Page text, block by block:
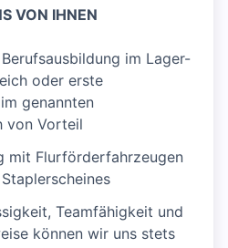
VON IHNEN
im Lager-
oder erste
genannten
von Vorteil
mit Flurförderfahrzeugen
Teamfähigkeit und
können wir uns stets